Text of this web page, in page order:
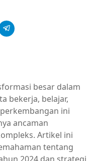
besar dalam
bekerja, belajar,
ini
ancaman
Artikel ini
tentang
2024 dan strategi